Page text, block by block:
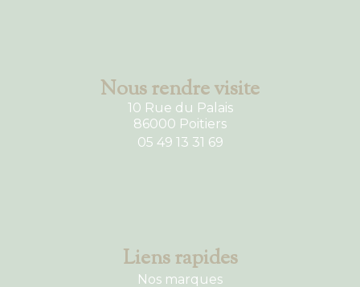
Nous rendre visite
10 Rue du Palais
86000 Poitiers
05 49 13 31 69
Liens rapides
Nos marques